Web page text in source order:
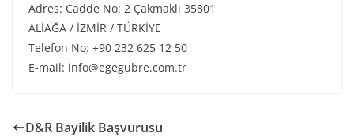
Adres: Cadde No: 2 Çakmaklı 35801
ALİAĞA / İZMİR / TÜRKİYE
Telefon No: +90 232 625 12 50
E-mail: info@egegubre.com.tr
D&R Bayilik Başvurusu